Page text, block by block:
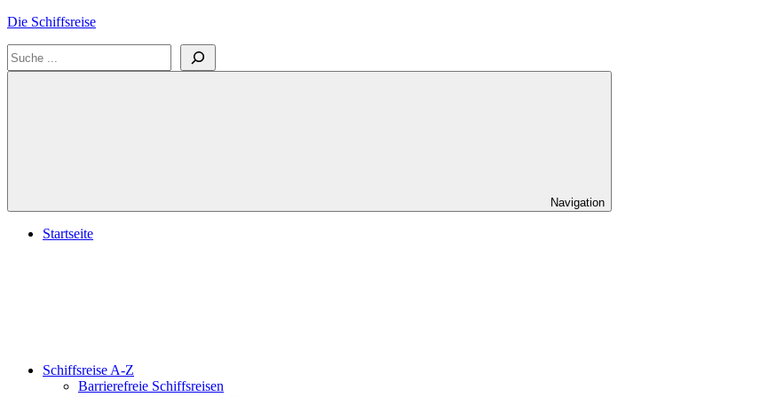
Zum
springen
Die Schiffsreise
Literatur-
Suchen
Navigation
Startseite
Schiffsreise A-Z
Barrierefreie Schiffsreisen